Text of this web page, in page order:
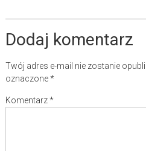
Dodaj komentarz
Twój adres e-mail nie zostanie
oznaczone*
Komentarz*